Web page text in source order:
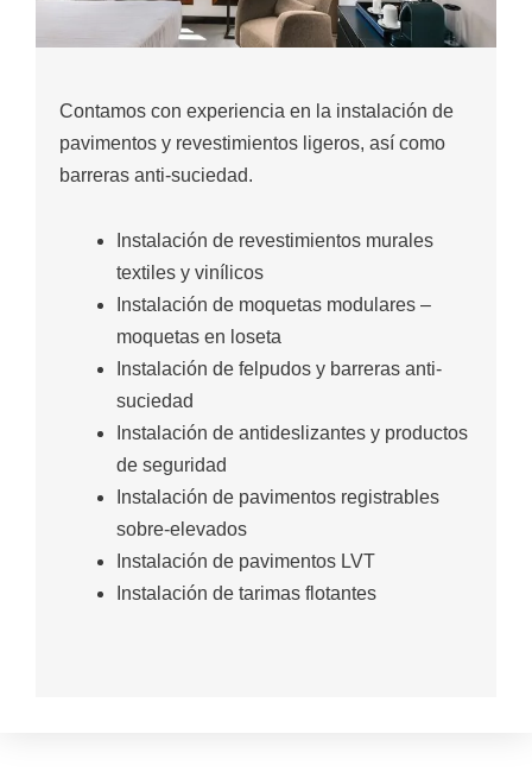
Contamos con experiencia en la instalación de
pavimentos y revestimientos ligeros, así como
barreras anti-suciedad.
Instalación de revestimientos murales
textiles y vinílicos
Instalación de moquetas modulares –
moquetas en loseta
Instalación de felpudos y barreras anti-
suciedad
Instalación de antideslizantes y productos
de seguridad
Instalación de pavimentos registrables
sobre-elevados
Instalación de pavimentos LVT
Instalación de tarimas flotantes